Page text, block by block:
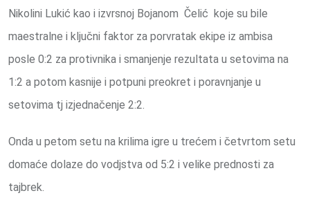
Nikolini Lukić kao i izvrsnoj Bojanom Čelić koje su bile
maestralne i ključni faktor za porvratak ekipe iz ambisa
posle 0:2 za protivnika i smanjenje rezultata u setovima na
1:2 a potom kasnije i potpuni preokret i poravnjanje u
setovima tj izjednačenje 2:2.
Onda u petom setu na krilima igre u trećem i četvrtom setu
domaće dolaze do vodjstva od 5:2 i velike prednosti za
tajbrek.